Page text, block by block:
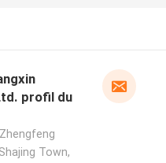
profil du
Town,